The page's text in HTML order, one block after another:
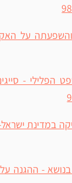
והשפעתה על
הפלילי -
- ההגנה